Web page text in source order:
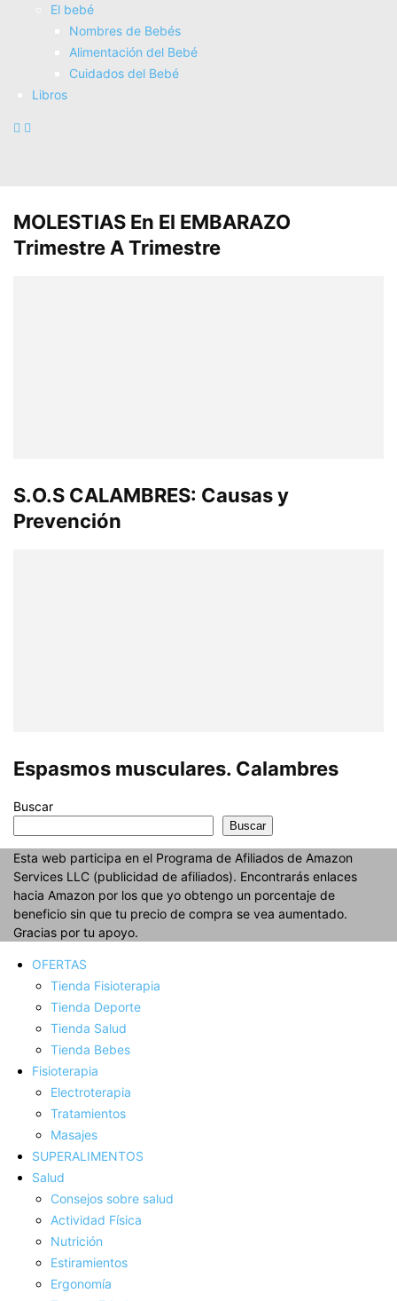
El bebé
Nombres de Bebés
Alimentación del Bebé
Cuidados del Bebé
Libros
MOLESTIAS En El EMBARAZO
Trimestre A Trimestre
S.O.S CALAMBRES: Causas y
Prevención
Espasmos musculares. Calambres
Buscar
Buscar
Esta web participa en el Programa de Afiliados de Amazon
Services LLC (publicidad de afiliados). Encontrarás enlaces
hacia Amazon por los que yo obtengo un porcentaje de
beneficio sin que tu precio de compra se vea aumentado.
Gracias por tu apoyo.
OFERTAS
Tienda Fisioterapia
Tienda Deporte
Tienda Salud
Tienda Bebes
Fisioterapia
Electroterapia
Tratamientos
Masajes
SUPERALIMENTOS
Salud
Consejos sobre salud
Actividad Fí­sica
Nutrición
Estiramientos
Ergonomí­a